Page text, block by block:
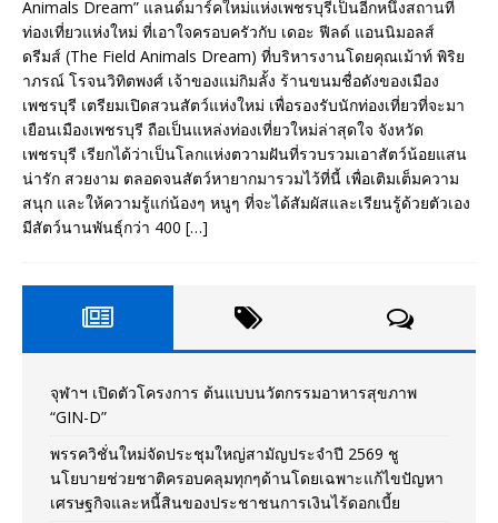
Animals Dream” แลนด์มาร์คใหม่แห่งเพชรบุรีเป็นอีกหนึ่งสถานที่
ท่องเที่ยวแห่งใหม่ ที่เอาใจครอบครัวกับ เดอะ ฟีลด์ แอนนิมอลส์
ดรีมส์ (The Field Animals Dream) ที่บริหารงานโดยคุณเม้าท์ พิริย
าภรณ์ โรจนวิทิตพงศ์ เจ้าของแม่กิมลั้ง ร้านขนมชื่อดังของเมือง
เพชรบุรี เตรียมเปิดสวนสัตว์แห่งใหม่ เพื่อรองรับนักท่องเที่ยวที่จะมา
เยือนเมืองเพชรบุรี ถือเป็นแหล่งท่องเที่ยวใหม่ล่าสุดใจ จังหวัด
เพชรบุรี เรียกได้ว่าเป็นโลกแห่งตวามฝันที่รวบรวมเอาสัตว์น้อยแสน
น่ารัก สวยงาม ตลอดจนสัตว์หายากมารวมไว้ที่นี้ เพื่อเติมเต็มความ
สนุก และให้ความรู้แก่น้องๆ หนูๆ ที่จะได้สัมผัสและเรียนรู้ด้วยตัวเอง
มีสัตว์นานพันธุ์กว่า 400 […]
จุฬาฯ เปิดตัวโครงการ ต้นแบบนวัตกรรมอาหารสุขภาพ
“GIN-D”
พรรควิชั่นใหม่จัดประชุมใหญ่สามัญประจำปี 2569 ชู
นโยบายช่วยชาติครอบคลุมทุกๆด้านโดยเฉพาะแก้ไขปัญหา
เศรษฐกิจและหนี้สินของประชาชนการเงินไร้ดอกเบี้ย